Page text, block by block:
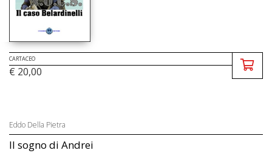
CARTACEO
€ 20,00
Eddo Della Pietra
Il sogno di Andrei